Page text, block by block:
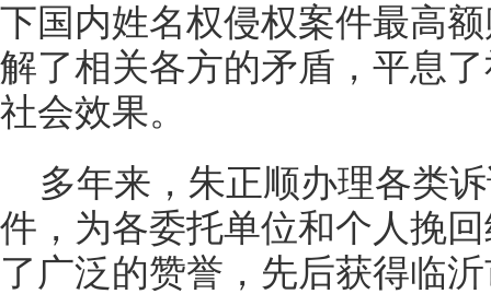
下国内姓名权侵权案件最高
解了相关各方的矛盾，平息
社会效果。
多年来，朱正顺办理各类
件，为各委托单位和个人挽
了广泛的赞誉，先后获得临